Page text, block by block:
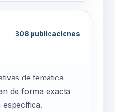
308 publicaciones
de temática
de forma exacta
específica.